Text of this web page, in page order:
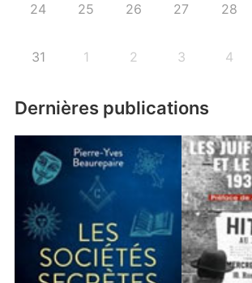
24 25 26 27 28
31 1 2 3 4
Dernières publications